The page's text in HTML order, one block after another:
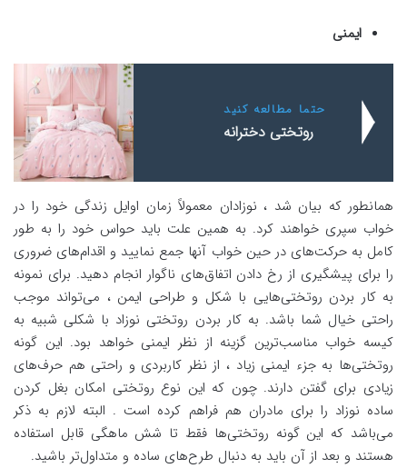
ایمنی
حتما مطالعه کنید
روتختی دخترانه
همانطور که بیان شد ، نوزادان معمولاً زمان اوایل زندگی خود را در
خواب سپری خواهند کرد. به همین علت باید حواس خود را به طور
کامل به حرکت‌های در حین خواب آنها جمع نمایید و اقدام‌های ضروری
را برای پیشگیری از رخ دادن اتفاق‌های ناگوار انجام دهید. برای نمونه
به کار بردن روتختی‌هایی با شکل و طراحی ایمن ، می‌تواند موجب
راحتی خیال شما باشد. به کار بردن روتختی نوزاد با شکلی شبیه به
کیسه خواب مناسب‌ترین گزینه از نظر ایمنی خواهد بود. این گونه
روتختی‌ها به جزء ایمنی زیاد ، از نظر کاربردی و راحتی هم حرف‌های
زیادی برای گفتن دارند. چون که این نوع روتختی امکان بغل کردن
ساده نوزاد را برای مادران هم فراهم کرده است . البته لازم به ذکر
می‌باشد که این گونه روتختی‌ها فقط تا شش ماهگی قابل استفاده
هستند و بعد از آن باید به دنبال طرح‌های ساده و متداول‌تر باشید.